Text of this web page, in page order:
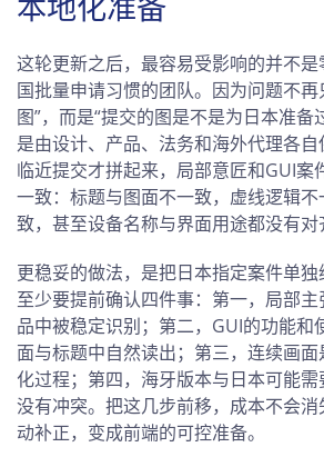
本地化准备
这轮更新之后，最容易受影响的并不
国批量申请习惯的团队。因为问题不再
图”，而是“提交的图是不是为日本准备
是由设计、产品、法务和海外代理各
临近提交才拼起来，局部意匠和GUI案
一致：标题与图面不一致，虚线逻辑
致，甚至设备名称与界面用途都没有对
更稳妥的做法，是把日本指定案件单独
至少要提前确认四件事：第一，局部
品中被稳定识别；第二，GUI的功能和
面与标题中自然读出；第三，连续画
化过程；第四，海牙版本与日本可能
没有冲突。把这几步前移，成本不会
动补正，变成前端的可控准备。